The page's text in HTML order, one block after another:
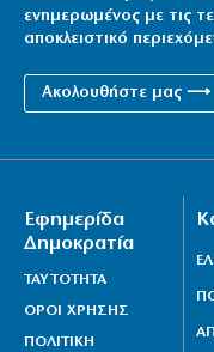
ενημερωμένος με τις
αποκλειστικό
Ακολουθήστε μας ⟶
Εφημερίδα
Δημοκρατία
ΤΑΥΤΟΤΗΤΑ
ΟΡΟΙ ΧΡΗΣΗΣ
ΠΟΛΙΤΙΚΗ